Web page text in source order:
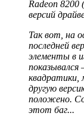
Radeon 8200
версий
Так вот, на
последней
элементы в
показывался
квадратики,
другую
положено.
этот баг...